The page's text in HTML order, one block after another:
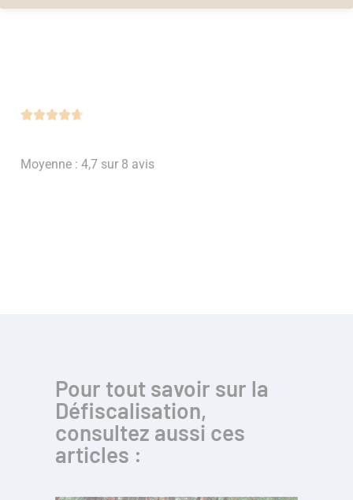

Moyenne : 4,7 sur 8 avis
Pour tout savoir sur la
Défiscalisation,
consultez aussi ces
articles :